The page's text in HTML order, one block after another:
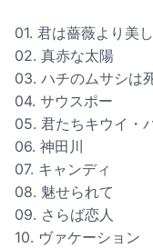
01. 君は薔薇より美
02. 真赤な太陽
03. ハチのムサシは
04. サウスポー
05. 君たちキウイ・
06. 神田川
07. キャンディ
08. 魅せられて
09. さらば恋人
10. ヴァケーション